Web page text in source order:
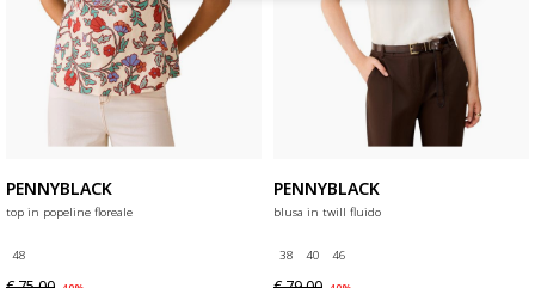
PENNYBLACK
top in popeline floreale
48
PENNYBLACK
blusa in twill fluido
38 40 46